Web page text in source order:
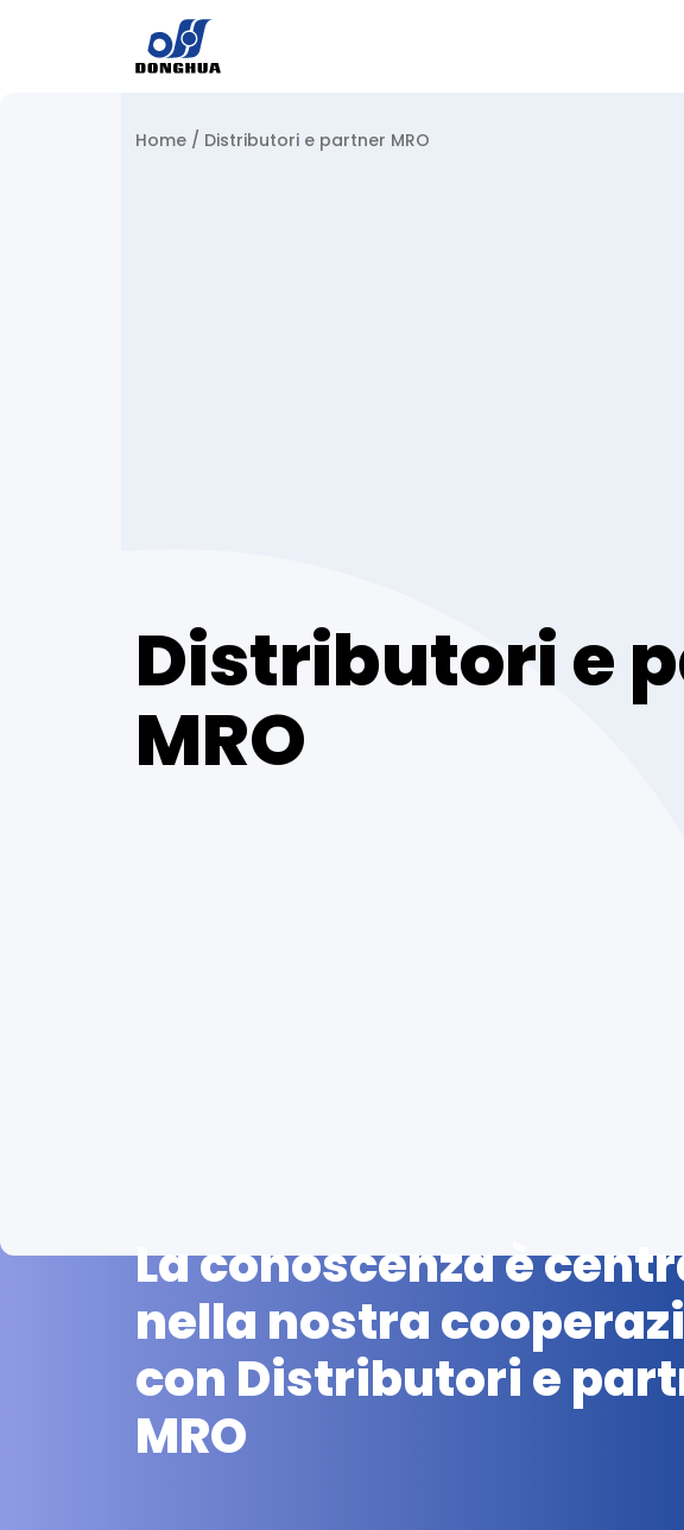
Home / Distributori e partner MRO
Distributori e
MRO
La conoscenza è
nella nostra
con Distributori e
MRO